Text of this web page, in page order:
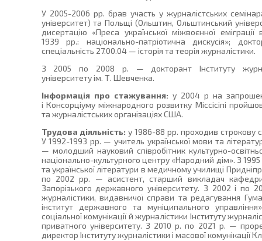
У 2005-2006 рр. брав участь у журналістських
університет) та Польщі (Ольштин, Ольштинський
дисертацію «Преса української міжвоєнної
1939 рр.: національно-патріотична дискусія»;
спеціальність 27.00.04 — історія та теорія журналістики.
З 2005 по 2008 р. — докторант Інституту
університету ім. Т. Шевченка.
Інформація про стажування: у 2004 р на
і Консорціуму міжнародного розвитку Міссісіпі
та журналістських організаціях США.
Трудова діяльність: у 1986-88 рр. проходив строкову
У 1992-1993 рр. — учитель української мови та
— молодший науковий співробітник культурно-
національно-культурного центру «Народний дім». З 1995
та української літератури в медичному училищі
по 2002 рр. — асистент, старший викладач кафедри
Запорізького державного університету. З 2002 і
журналістики, видавничої справи та редагування
інститут державного та муніципального
соціальної комунікації й журналістики Інституту
приватного університету. З 2010 р. по 2021 р. —
директор Інституту журналістики і масової комунікації